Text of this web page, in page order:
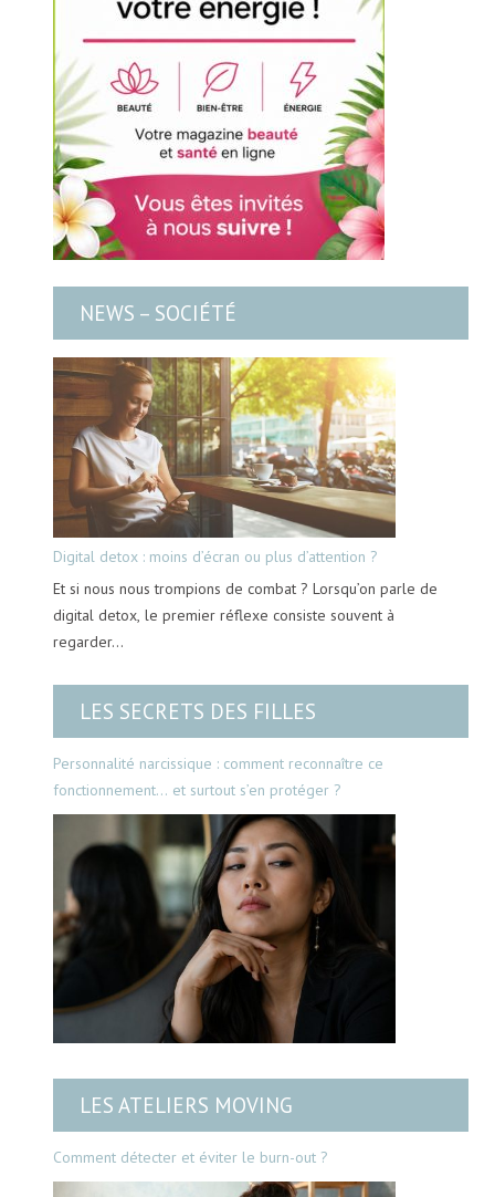
NEWS – SOCIÉTÉ
Digital detox : moins d’écran ou plus d’attention ?
Et si nous nous trompions de combat ? Lorsqu’on parle de
digital detox, le premier réflexe consiste souvent à
regarder…
LES SECRETS DES FILLES
Personnalité narcissique : comment reconnaître ce
fonctionnement… et surtout s’en protéger ?
LES ATELIERS MOVING
Comment détecter et éviter le burn-out ?